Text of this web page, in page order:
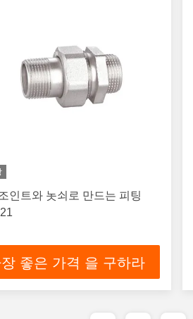
인트와 놋쇠로 만드는 피팅
좋은 가격 을 구하라